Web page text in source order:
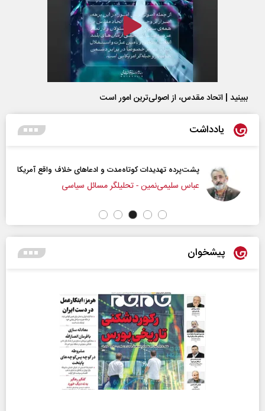
ببینید | اتحاد مقدس، از اصولی‌ترین امور است
یادداشت
پشت‌پرده تهدیدات کوتاه‏‌مدت و ادعا‌های خلاف واقع آمریکا
عباس سلیمی‌نمین - تحلیلگر مسائل سیاسی
پیشخوان